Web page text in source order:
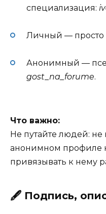
специализация:
Личный — просто
Анонимный —
gost_na_forume.
Что важно:
Не путайте людей: не
анонимном профиле
привязывать к нему
🖋 Подпись,